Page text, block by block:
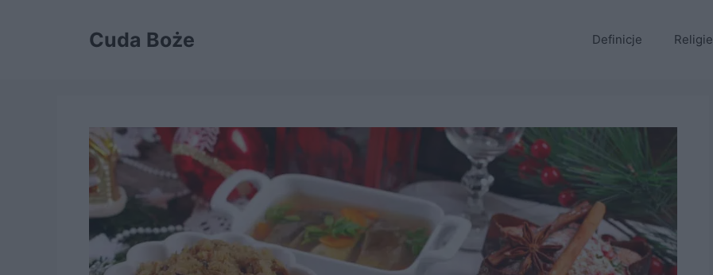
Cuda Boże Definicje Religie